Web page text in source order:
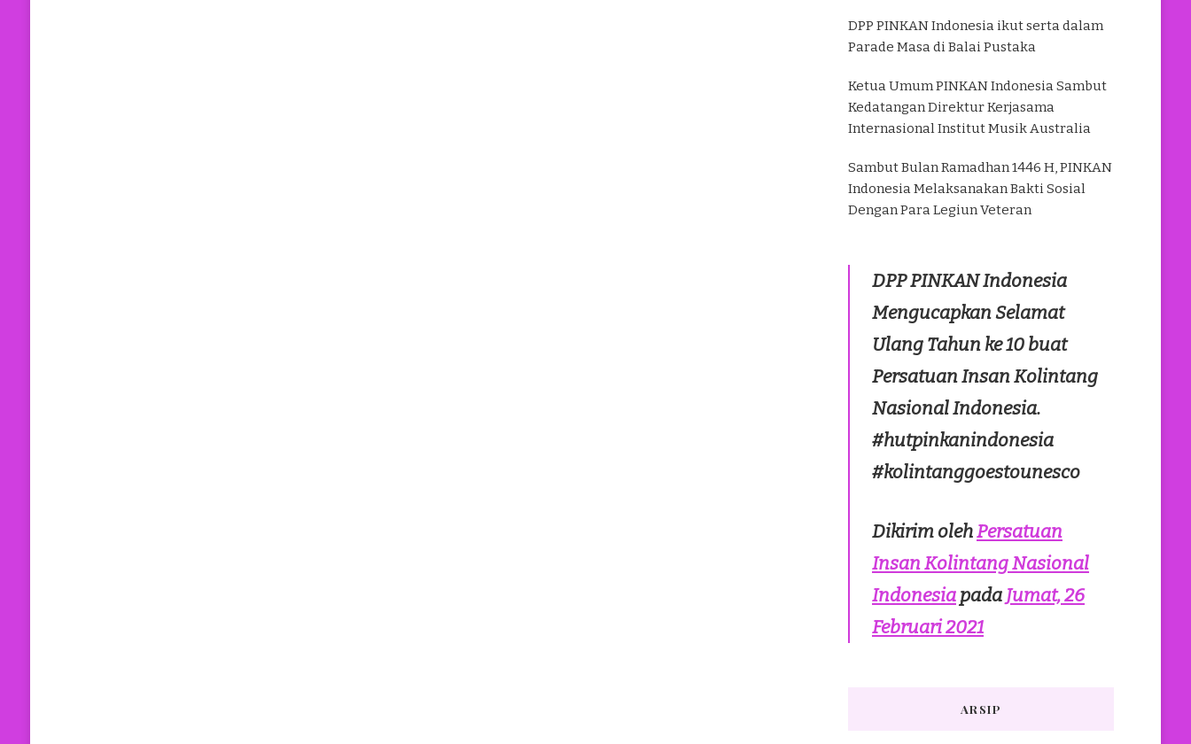
DPP PINKAN Indonesia ikut serta dalam
Parade Masa di Balai Pustaka
Ketua Umum PINKAN Indonesia Sambut
Kedatangan Direktur Kerjasama
Internasional Institut Musik Australia
Sambut Bulan Ramadhan 1446 H, PINKAN
Indonesia Melaksanakan Bakti Sosial
Dengan Para Legiun Veteran
DPP PINKAN Indonesia
Mengucapkan Selamat
Ulang Tahun ke 10 buat
Persatuan Insan Kolintang
Nasional Indonesia.
#hutpinkanindonesia
#kolintanggoestounesco
Dikirim olehPersatuan
Insan Kolintang Nasional
Indonesiapada Jumat, 26
Februari 2021
ARSIP